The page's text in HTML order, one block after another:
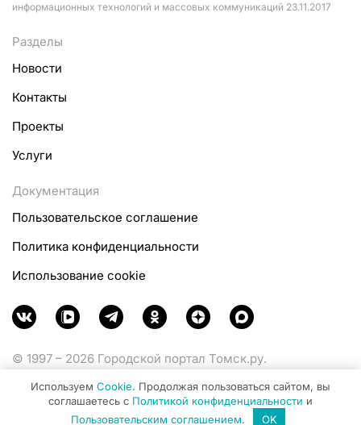
информационных технологий и массовых коммуникаций 23.11.2017
Разделы
Новости
Контакты
Проекты
Услуги
Документация
Пользовательское соглашение
Политика конфиденциальности
Использование cookie
© 1997 – 2026 Городской портал Томск.ру.
Министерства цифрового развития, связи и массовых
коммуникаций Российской Федерации.
Используем Cookie. Продолжая пользоваться сайтом, вы
соглашаетесь с Политикой конфиденциальности и
Пользовательским соглашением. OK